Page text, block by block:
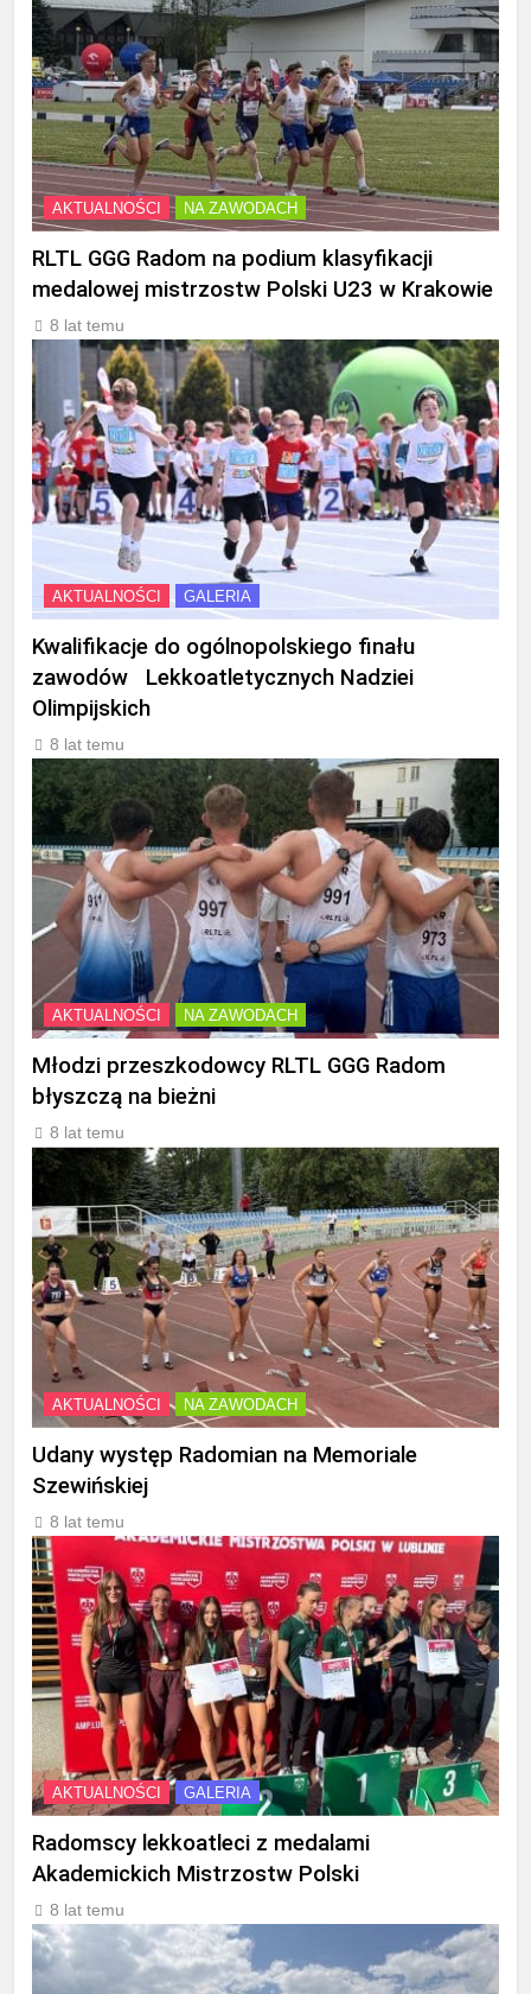
AKTUALNOŚCI NA ZAWODACH
RLTL GGG Radom na podium klasyfikacji
medalowej mistrzostw Polski U23 w Krakowie
8 lat temu
AKTUALNOŚCI GALERIA
Kwalifikacje do ogólnopolskiego finału
zawodów Lekkoatletycznych Nadziei
Olimpijskich
8 lat temu
AKTUALNOŚCI NA ZAWODACH
Młodzi przeszkodowcy RLTL GGG Radom
błyszczą na bieżni
8 lat temu
AKTUALNOŚCI NA ZAWODACH
Udany występ Radomian na Memoriale
Szewińskiej
8 lat temu
AKTUALNOŚCI GALERIA
Radomscy lekkoatleci z medalami
Akademickich Mistrzostw Polski
8 lat temu